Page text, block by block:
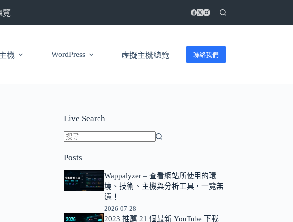
覽
機 WordPress 虛擬主機總覽 聯絡我們
Live Search
不
到
符
件
Posts
Wappalyzer – 查看網站所使用的環
境、技術、主機與分析工具，一覽無
遺！
2026-07-28
2023 推薦 21 個最新 YouTube 下載